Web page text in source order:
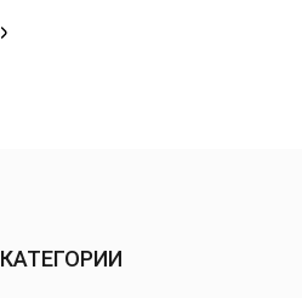
КАТЕГОРИИ